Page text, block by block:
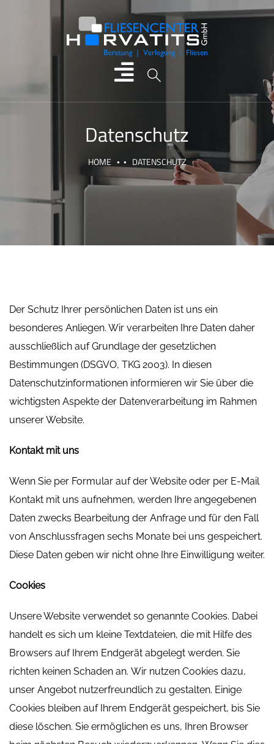
Datenschutz
HOME DATENSCHUTZ
Der Schutz Ihrer persönlichen Daten ist uns ein
besonderes Anliegen. Wir verarbeiten Ihre Daten daher
ausschließlich auf Grundlage der gesetzlichen
Bestimmungen (DSGVO, TKG 2003). In diesen
Datenschutzinformationen informieren wir Sie über die
wichtigsten Aspekte der Datenverarbeitung im Rahmen
unserer Website.
Kontakt mit uns
Wenn Sie per Formular auf der Website oder per E-Mail
Kontakt mit uns aufnehmen, werden Ihre angegebenen
Daten zwecks Bearbeitung der Anfrage und für den Fall
von Anschlussfragen sechs Monate bei uns gespeichert.
Diese Daten geben wir nicht ohne Ihre Einwilligung weiter.
Cookies
Unsere Website verwendet so genannte Cookies. Dabei
handelt es sich um kleine Textdateien, die mit Hilfe des
Browsers auf Ihrem Endgerät abgelegt werden. Sie
richten keinen Schaden an. Wir nutzen Cookies dazu,
unser Angebot nutzerfreundlich zu gestalten. Einige
Cookies bleiben auf Ihrem Endgerät gespeichert, bis Sie
diese löschen. Sie ermöglichen es uns, Ihren Browser